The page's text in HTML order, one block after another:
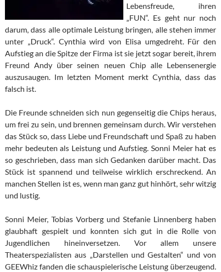
Lebensfreude, ihren
„FUN“. Es geht nur noch
darum, dass alle optimale Leistung bringen, alle stehen immer
unter „Druck“. Cynthia wird von Elisa umgedreht. Für den
Aufstieg an die Spitze der Firma ist sie jetzt sogar bereit, ihrem
Freund Andy über seinen neuen Chip alle Lebensenergie
auszusaugen. Im letzten Moment merkt Cynthia, dass das
falsch ist.
Die Freunde schneiden sich nun gegenseitig die Chips heraus,
um frei zu sein, und brennen gemeinsam durch. Wir verstehen
das Stück so, dass Liebe und Freundschaft und Spaß zu haben
mehr bedeuten als Leistung und Aufstieg. Sonni Meier hat es
so geschrieben, dass man sich Gedanken darüber macht. Das
Stück ist spannend und teilweise wirklich erschreckend. An
manchen Stellen ist es, wenn man ganz gut hinhört, sehr witzig
und lustig.
Sonni Meier, Tobias Vorberg und Stefanie Linnenberg haben
glaubhaft gespielt und konnten sich gut in die Rolle von
Jugendlichen hineinversetzen. Vor allem unsere
Theaterspezialisten aus „Darstellen und Gestalten“ und von
GEEWhiz fanden die schauspielerische Leistung überzeugend.